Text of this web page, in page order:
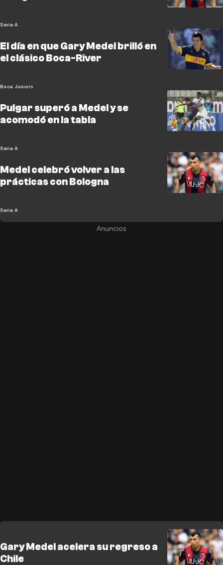
Serie A
El día en que Gary Medel brilló en
el clásico Boca-River
Boca Juniors
Pulgar superó a Medel y se
acomodó en la tabla
Serie A
Medel celebró volver a las
prácticas con Bologna
Serie A
Gary Medel acelera su regreso a
Chile